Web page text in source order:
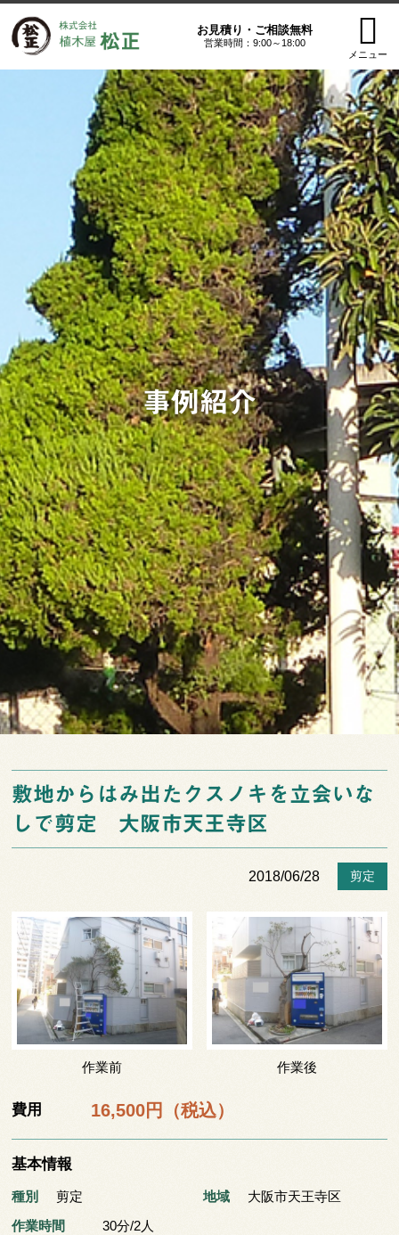
お見積り・ご相談無料
営業時間：9:00～18:00
メニュー
事例紹介
敷地からはみ出たクスノキを立会いな
しで剪定 大阪市天王寺区
2018/06/28 剪定
作業前 作業後
費用 16,500円（税込）
基本情報
種別 剪定 地域
大阪市天王寺区
作業時間
30分/2人